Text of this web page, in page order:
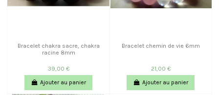
Bracelet chakra sacre, chakra
racine 8mm
39,00 €
Ajouter au panier
Bracelet chemin de vie 6mm
21,00 €
Ajouter au panier